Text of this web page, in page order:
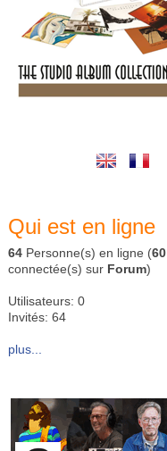
Qui est en ligne
64 Personne(s) en ligne (60
connectée(s) sur Forum)
Utilisateurs: 0
Invités: 64
plus...